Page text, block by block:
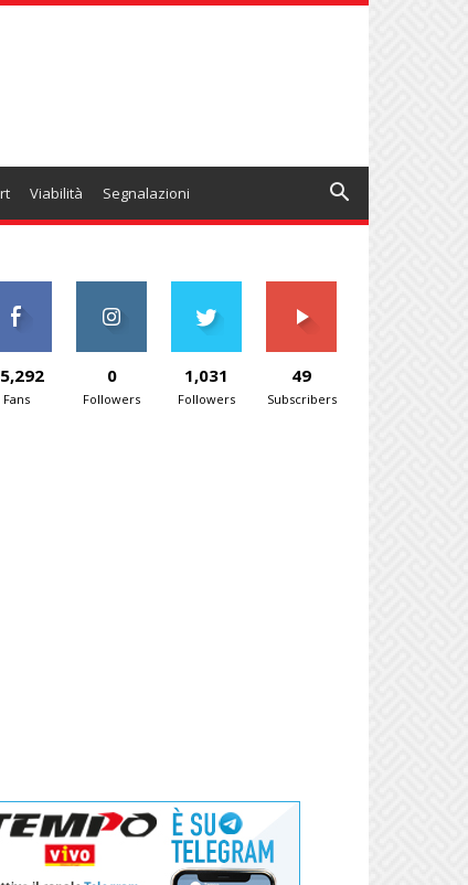
Viabilità Segnalazioni
Fans
0
Followers
1,031
Followers
49
Subscribers